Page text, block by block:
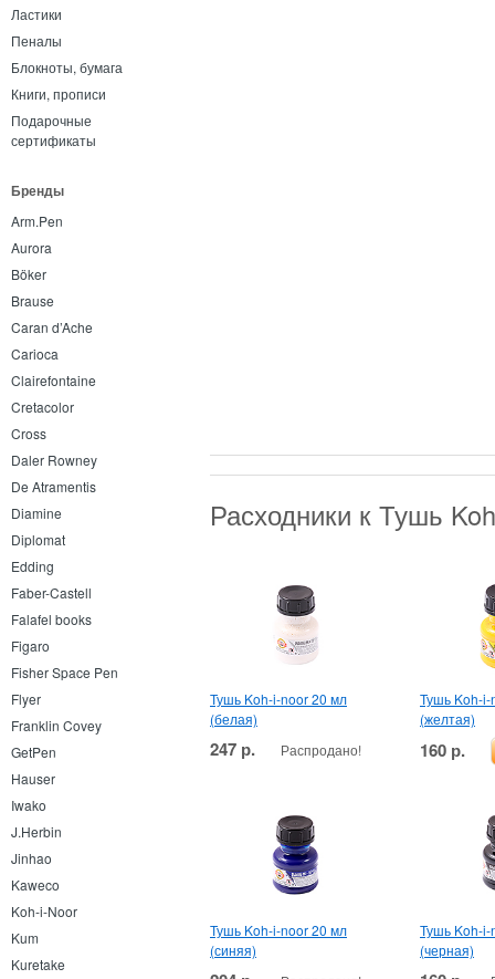
Ластики
Пеналы
Блокноты, бумага
Книги, прописи
Подарочные
сертификаты
Бренды
Arm.Pen
Aurora
Böker
Brause
Caran d’Ache
Carioca
Clairefontaine
Cretacolor
Cross
Daler Rowney
De Atramentis
Diamine
Diplomat
Edding
Faber-Castell
Falafel books
Figaro
Fisher Space Pen
Flyer
Franklin Covey
GetPen
Hauser
Iwako
J.Herbin
Jinhao
Kaweco
Koh-i-Noor
Kum
Kuretake
Расходники к Тушь
Тушь Koh-i-noor 20 мл
(белая)
247 р. Распродано!
Тушь Koh-
(желтая)
160 р.
Тушь Koh-i-noor 20 мл
(синяя)
Тушь Koh-
(черная)